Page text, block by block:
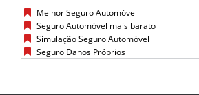
Melhor Seguro Automóvel
Seguro Automóvel mais barato
Simulação Seguro Automóvel
Seguro Danos Próprios